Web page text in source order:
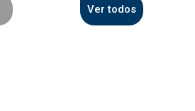
Ver todos